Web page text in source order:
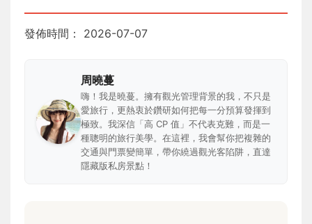
發佈時間： 2026-07-07
周曉蔓
嗨！我是曉蔓。擁有觀光管理背景的我，不只是
愛旅行，更熱衷於鑽研如何把每一分預算發揮到
極致。我深信「高 CP 值」不代表克難，而是一
種聰明的旅行美學。在這裡，我會幫你把複雜的
交通與門票變簡單，帶你繞過觀光客陷阱，直達
隱藏版私房景點！